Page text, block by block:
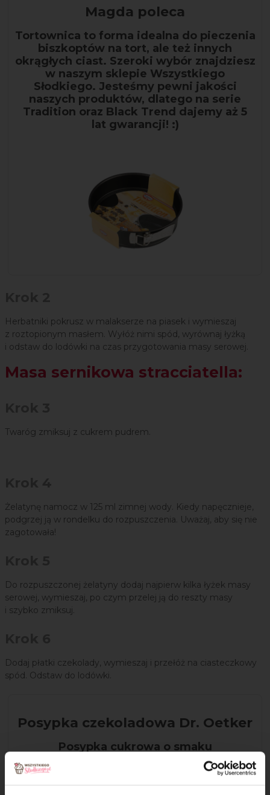
Magda poleca
Tortownica to forma idealna do pieczenia
biszkoptów na tort, ale też innych
okrągłych ciast. Szeroki wybór znajdziesz
w naszym sklepie Wszystkiego
Słodkiego. Jesteśmy pewni jakości
naszych produktów, dlatego na serie
Tradition oraz Black Trend dajemy aż 5
lat gwarancji! :)
Herbatniki pokrusz w malakserze na piasek i wymieszaj
z roztopionym masłem. Wyłóż nimi spód, wyrównaj łyżką
i odstaw do lodówki na czas przygotowania masy serowej.
Masa sernikowa stracciatella:
Twaróg zmiksuj z cukrem pudrem.
Żelatynę namocz w 125 ml zimnej wody. Kiedy napęcznieje,
podgrzej ją w rondelku do rozpuszczenia. Uważaj, aby się nie
zagotowała!
Do rozpuszczonej żelatyny dodaj najpierw kilka łyżek masy
serowej, wymieszaj, po czym przelej ją do reszty masy
i szybko zmiksuj.
Dodaj płatki czekolady, wymieszaj i przełóż na ciasteczkowy
spód. Odstaw do lodówki.
Posypka czekoladowa Dr. Oetker
Posypka cukrowa o smaku
czekoladowym to pyszna, chrupiąca i
wesoło wyglądająca dekoracja dla
Twoich wypieków, gofrów, lodów czy